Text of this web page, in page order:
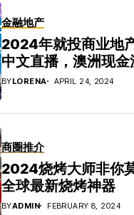
金融地产
2024年就投商业地
中文直播，澳洲现
Tarrant帮助1500多
BYLORENA APRIL 24, 2024
商圈推介
2024烧烤大师非你
全球最新烧烤神器
BYADMIN FEBRUARY 8, 2024